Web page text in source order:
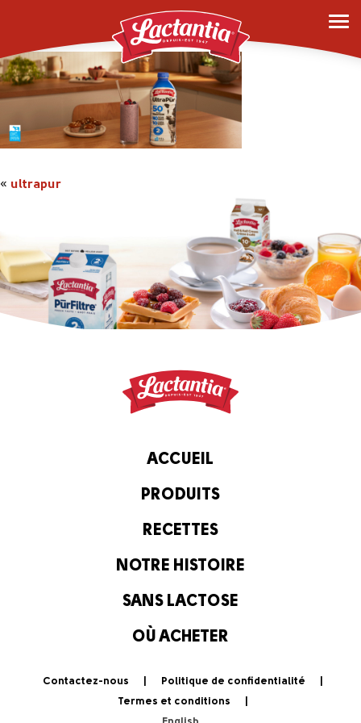
ultrapur
« ultrapur
ACCUEIL
PRODUITS
RECETTES
NOTRE HISTOIRE
SANS LACTOSE
OÙ ACHETER
Contactez-nous
Politique de confidentialité
Termes et conditions